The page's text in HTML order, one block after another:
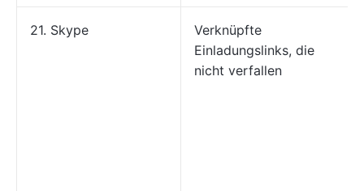
21. Skype
Verknüpfte
Einladungslinks, die
nicht verfallen